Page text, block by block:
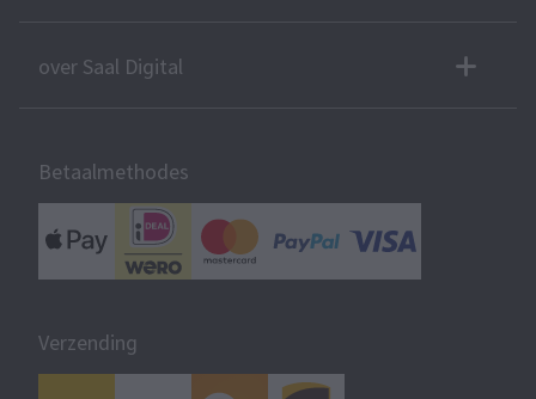
over Saal Digital
Betaalmethodes
Verzending